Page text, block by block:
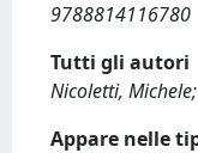
9788814116780
Tutti gli autori
Nicoletti,
Appare nelle